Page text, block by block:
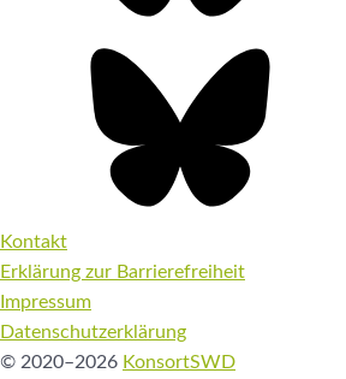
Kontakt
Erklärung zur Barrierefreiheit
Impressum
Datenschutzerklärung
© 2020–2026 KonsortSWD